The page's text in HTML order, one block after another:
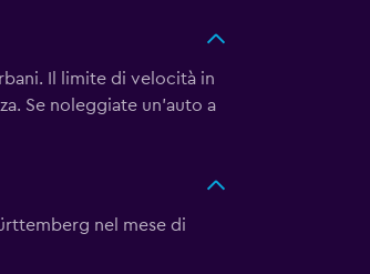
Il limite di velocità in
Se noleggiate un'auto a
nel mese di